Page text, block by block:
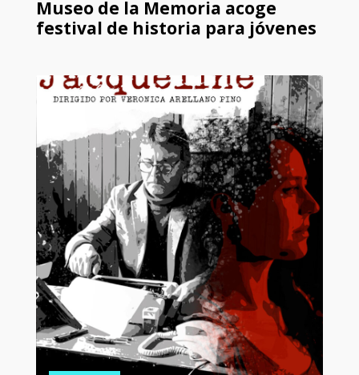
Museo de la Memoria acoge
festival de historia para jóvenes